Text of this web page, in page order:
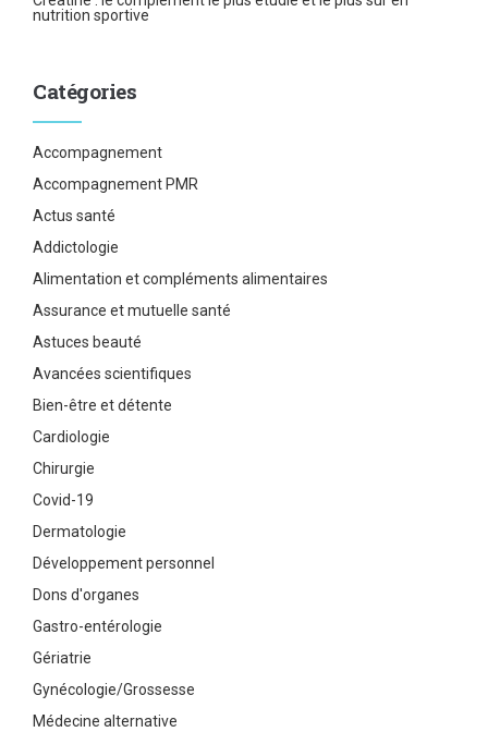
nutrition sportive
Catégories
Accompagnement
Accompagnement PMR
Actus santé
Addictologie
Alimentation et compléments alimentaires
Assurance et mutuelle santé
Astuces beauté
Avancées scientifiques
Bien-être et détente
Cardiologie
Chirurgie
Covid-19
Dermatologie
Développement personnel
Dons d'organes
Gastro-entérologie
Gériatrie
Gynécologie/Grossesse
Médecine alternative